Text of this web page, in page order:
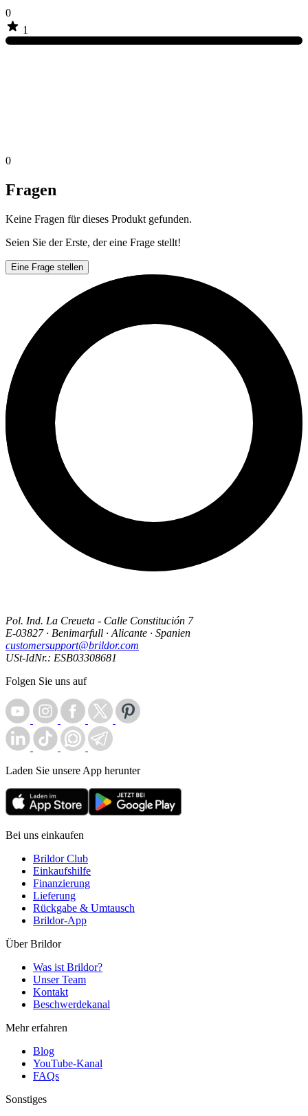
0
1
0
Fragen
Keine Fragen für dieses Produkt gefunden.
Seien Sie der Erste, der eine Frage stellt!
Eine Frage stellen
Pol. Ind. La Creueta - Calle Constitución 7
E-03827 · Benimarfull · Alicante · Spanien
customersupport@brildor.com
USt-IdNr.: ESB03308681
Folgen Sie uns auf
Laden Sie unsere App herunter
Bei uns einkaufen
Brildor Club
Einkaufshilfe
Finanzierung
Lieferung
Rückgabe & Umtausch
Brildor-App
Über Brildor
Was ist Brildor?
Unser Team
Kontakt
Beschwerdekanal
Mehr erfahren
Blog
YouTube-Kanal
FAQs
Sonstiges